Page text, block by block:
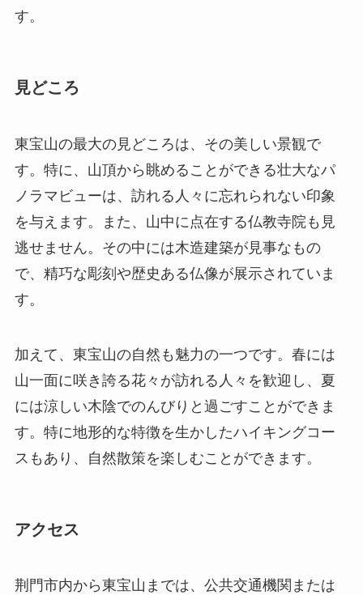
す。
見どころ
東宝山の最大の見どころは、その美しい景観で
す。特に、山頂から眺めることができる壮大なパ
ノラマビューは、訪れる人々に忘れられない印象
を与えます。また、山中に点在する仏教寺院も見
逃せません。その中には木造建築が見事なもの
で、精巧な彫刻や歴史ある仏像が展示されていま
す。
加えて、東宝山の自然も魅力の一つです。春には
山一面に咲き誇る花々が訪れる人々を歓迎し、夏
には涼しい木陰でのんびりと過ごすことができま
す。特に地形的な特徴を生かしたハイキングコー
スもあり、自然散策を楽しむことができます。
アクセス
荆門市内から東宝山までは、公共交通機関または